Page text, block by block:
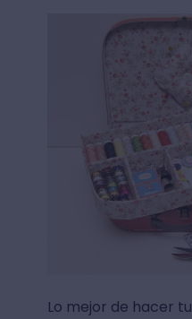
Lo mejor de hacer